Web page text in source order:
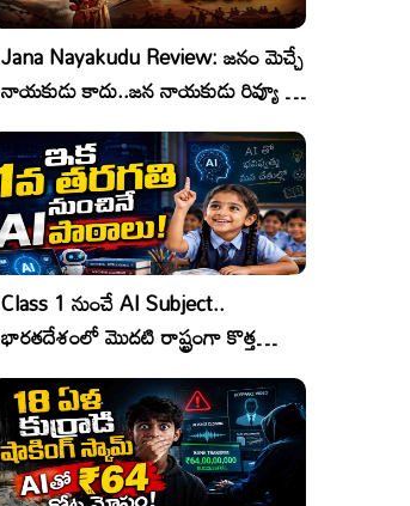
Rashmika Mandann
Jana Nayakudu Review: జనం మెచ్చే
నాయకుడు కాదు..జన నాయకుడు రివ్యూ &
రేటింగ్!
Class 1 నుంచే AI Subject..
భారతదేశంలో మొదటి రాష్ట్రంగా కొత్త
చరిత్ర!